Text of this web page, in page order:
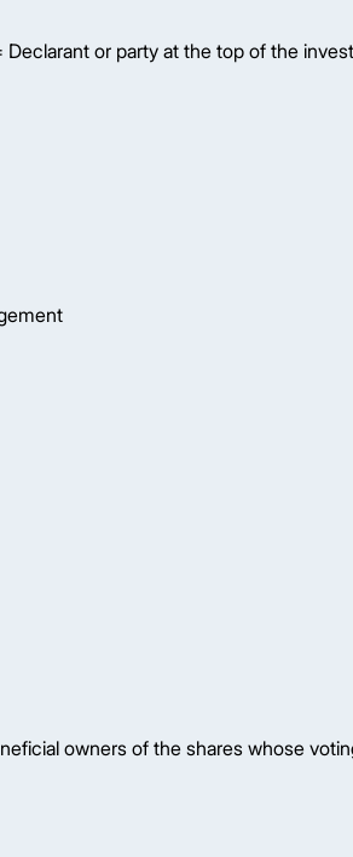
Declarant or party at the top of the
owners of the shares whose